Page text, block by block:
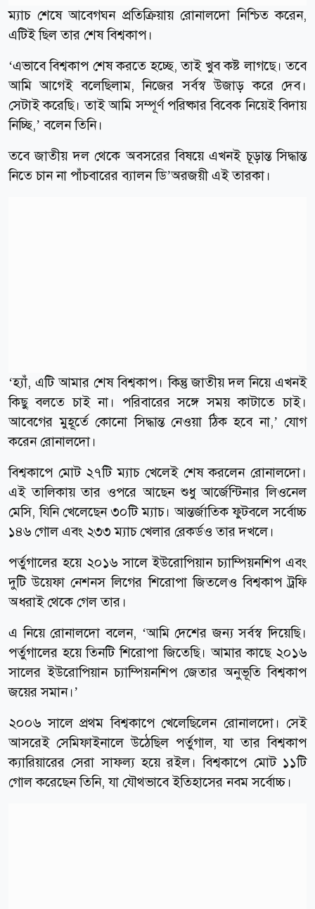
ম্যাচ শেষে আবেগঘন প্রতিক্রিয়ায় রোনালদো নিশ্চিত করেন,
এটিই ছিল তার শেষ বিশ্বকাপ।
‘এভাবে বিশ্বকাপ শেষ করতে হচ্ছে, তাই খুব কষ্ট লাগছে। তবে
আমি আগেই বলেছিলাম, নিজের সর্বস্ব উজাড় করে দেব।
সেটাই করেছি। তাই আমি সম্পূর্ণ পরিষ্কার বিবেক নিয়েই বিদায়
নিচ্ছি,’ বলেন তিনি।
তবে জাতীয় দল থেকে অবসরের বিষয়ে এখনই চূড়ান্ত সিদ্ধান্ত
নিতে চান না পাঁচবারের ব্যালন ডি’অরজয়ী এই তারকা।
‘হ্যাঁ, এটি আমার শেষ বিশ্বকাপ। কিন্তু জাতীয় দল নিয়ে এখনই
কিছু বলতে চাই না। পরিবারের সঙ্গে সময় কাটাতে চাই।
আবেগের মুহূর্তে কোনো সিদ্ধান্ত নেওয়া ঠিক হবে না,’ যোগ
করেন রোনালদো।
বিশ্বকাপে মোট ২৭টি ম্যাচ খেলেই শেষ করলেন রোনালদো।
এই তালিকায় তার ওপরে আছেন শুধু আর্জেন্টিনার লিওনেল
মেসি, যিনি খেলেছেন ৩০টি ম্যাচ। আন্তর্জাতিক ফুটবলে সর্বোচ্চ
১৪৬ গোল এবং ২৩৩ ম্যাচ খেলার রেকর্ডও তার দখলে।
পর্তুগালের হয়ে ২০১৬ সালে ইউরোপিয়ান চ্যাম্পিয়নশিপ এবং
দুটি উয়েফা নেশনস লিগের শিরোপা জিতলেও বিশ্বকাপ ট্রফি
অধরাই থেকে গেল তার।
এ নিয়ে রোনালদো বলেন, ‘আমি দেশের জন্য সর্বস্ব দিয়েছি।
পর্তুগালের হয়ে তিনটি শিরোপা জিতেছি। আমার কাছে ২০১৬
সালের ইউরোপিয়ান চ্যাম্পিয়নশিপ জেতার অনুভূতি বিশ্বকাপ
জয়ের সমান।’
২০০৬ সালে প্রথম বিশ্বকাপে খেলেছিলেন রোনালদো। সেই
আসরেই সেমিফাইনালে উঠেছিল পর্তুগাল, যা তার বিশ্বকাপ
ক্যারিয়ারের সেরা সাফল্য হয়ে রইল। বিশ্বকাপে মোট ১১টি
গোল করেছেন তিনি, যা যৌথভাবে ইতিহাসের নবম সর্বোচ্চ।